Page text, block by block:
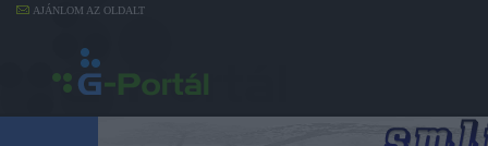
AJÁNLOM AZ OLDALT